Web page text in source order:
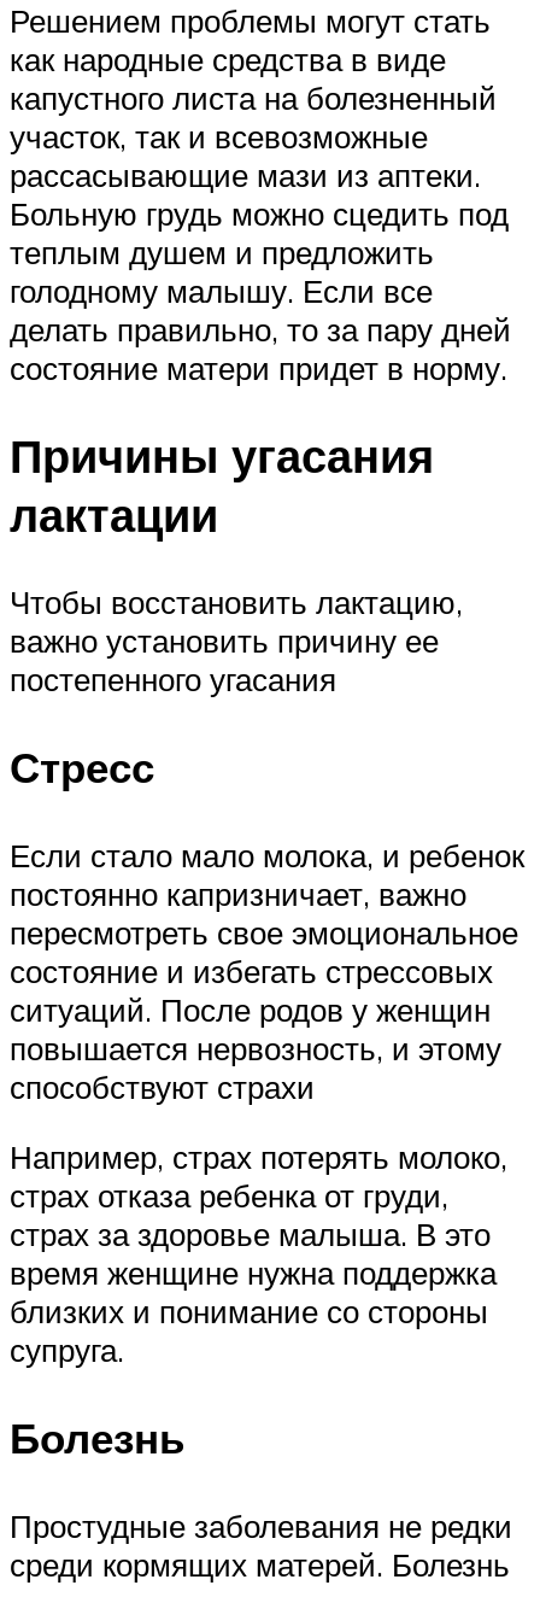
Решением проблемы могут стать
как народные средства в виде
капустного листа на болезненный
участок, так и всевозможные
рассасывающие мази из аптеки.
Больную грудь можно сцедить под
теплым душем и предложить
голодному малышу. Если все
делать правильно, то за пару дней
состояние матери придет в норму.
Причины угасания
лактации
Чтобы восстановить лактацию,
важно установить причину ее
постепенного угасания
Стресс
Если стало мало молока, и ребенок
постоянно капризничает, важно
пересмотреть свое эмоциональное
состояние и избегать стрессовых
ситуаций. После родов у женщин
повышается нервозность, и этому
способствуют страхи
Например, страх потерять молоко,
страх отказа ребенка от груди,
страх за здоровье малыша. В это
время женщине нужна поддержка
близких и понимание со стороны
супруга.
Болезнь
Простудные заболевания не редки
среди кормящих матерей. Болезнь